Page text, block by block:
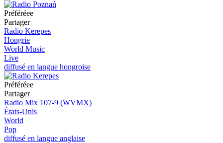
Préféréeе
Partager
Radio Kerepes
Hongrie
World Music
Live
diffusé en langue hongroise
Préféréeе
Partager
Radio Mix 107-9 (WVMX)
États-Unis
World
Pop
diffusé en langue anglaise